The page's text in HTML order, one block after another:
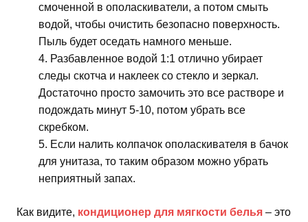
смоченной в ополаскиватели, а потом смыть
водой, чтобы очистить безопасно поверхность.
Пыль будет оседать намного меньше.
Разбавленное водой 1:1 отлично убирает
следы скотча и наклеек со стекло и зеркал.
Достаточно просто замочить это все растворе и
подождать минут 5-10, потом убрать все
скребком.
Если налить колпачок ополаскивателя в бачок
для унитаза, то таким образом можно убрать
неприятный запах.
Как видите, кондиционер для мягкости белья – это